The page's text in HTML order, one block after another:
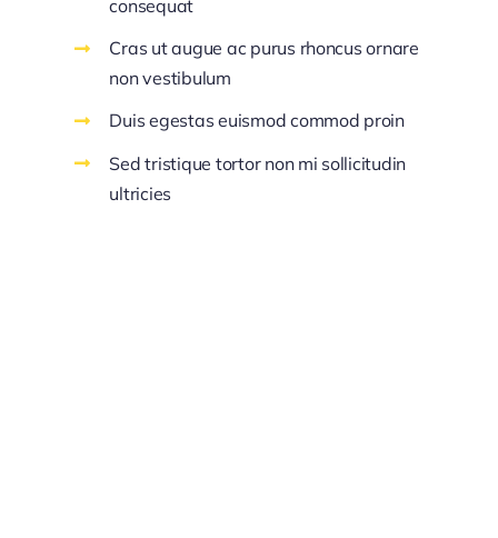
consequat
Cras ut augue ac purus rhoncus ornare
non vestibulum
Duis egestas euismod commod proin
Sed tristique tortor non mi sollicitudin
ultricies